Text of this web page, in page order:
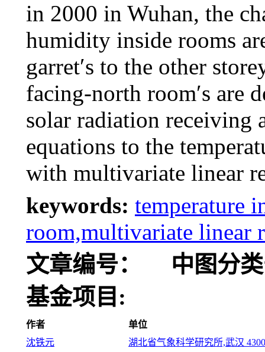
in 2000 in Wuhan, the
humidity inside rooms
garret′s to the other
facing-north room′s are
solar radiation receiving
equations to the
with multivariate linear
keywords: temperature
room,multivariate linear
文章编号：
中图分
基金项目:
作者
单位
沈铁元
湖北省气象科学研究所,武汉